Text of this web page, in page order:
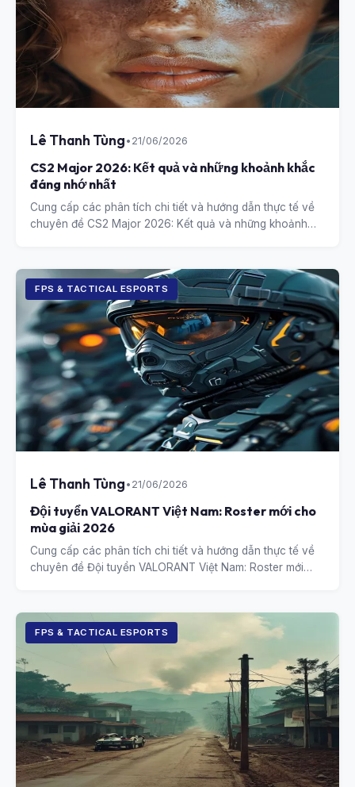
Lê Thanh Tùng • 21/06/2026
CS2 Major 2026: Kết quả và những khoảnh khắc
đáng nhớ nhất
Cung cấp các phân tích chi tiết và hướng dẫn thực tế về
chuyên đề CS2 Major 2026: Kết quả và những khoảnh
FPS & TACTICAL ESPORTS
Lê Thanh Tùng • 21/06/2026
Đội tuyển VALORANT Việt Nam: Roster mới cho
mùa giải 2026
Cung cấp các phân tích chi tiết và hướng dẫn thực tế về
chuyên đề Đội tuyển VALORANT Việt Nam: Roster mới
FPS & TACTICAL ESPORTS